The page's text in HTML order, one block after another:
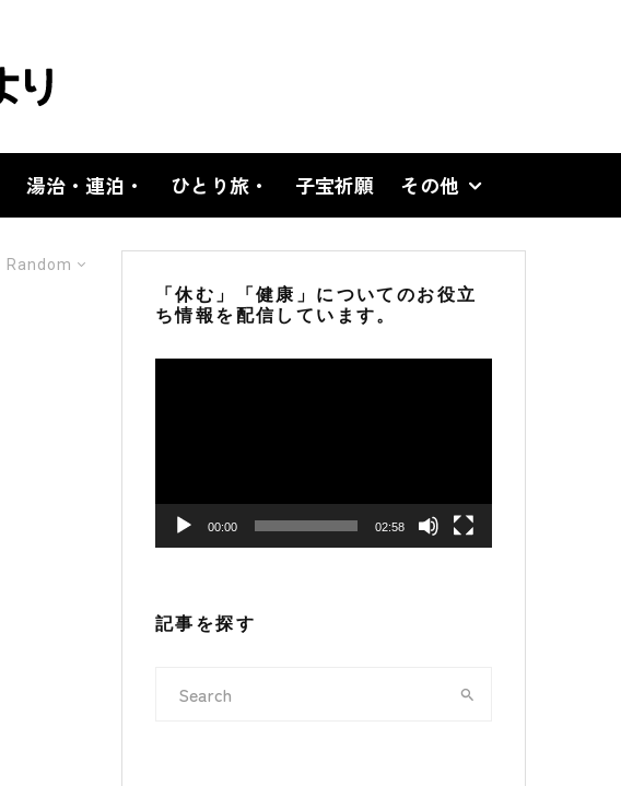
湯治・連泊・ ひとり旅・ 子宝祈願 その他
Random
「休む」「健康」についてのお役立
ち情報を配信しています。
00:00 02:58
記事を探す